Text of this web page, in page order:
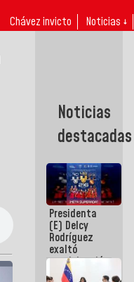
Chávez invicto Noticias ↓
Noticias
destacadas
Presidenta
(E) Delcy
Rodríguez
exaltó
participación
de